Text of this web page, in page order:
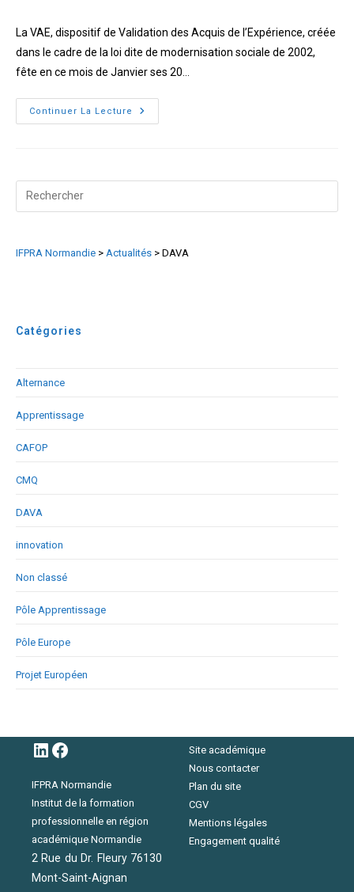
La VAE, dispositif de Validation des Acquis de l’Expérience, créée
dans le cadre de la loi dite de modernisation sociale de 2002,
fête en ce mois de Janvier ses 20…
Continuer La Lecture
à
:
Search
for:
IFPRA Normandie > Actualités > DAVA
Catégories
Alternance
Apprentissage
CAFOP
CMQ
DAVA
innovation
Non classé
Pôle Apprentissage
Pôle Europe
Projet Européen
LinkedInFacebook
IFPRA Normandie
Institut de la formation
professionnelle en région
académique Normandie
2 Rue du Dr. Fleury 76130
Mont-Saint-Aignan
Site académique
Nous contacter
Plan du site
CGV
Mentions légales
Engagement qualité